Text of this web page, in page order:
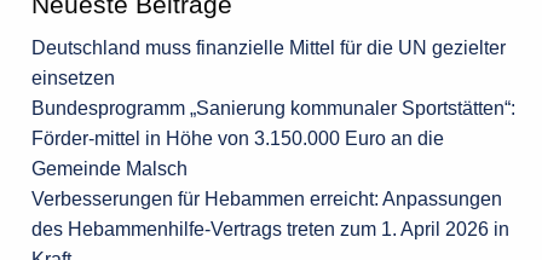
Deutschland muss finanzielle Mittel für die UN gezielter
einsetzen
Bundesprogramm „Sanierung kommunaler Sportstätten“:
Förder-mittel in Höhe von 3.150.000 Euro an die
Gemeinde Malsch
Verbesserungen für Hebammen erreicht: Anpassungen
des Hebammenhilfe-Vertrags treten zum 1. April 2026 in